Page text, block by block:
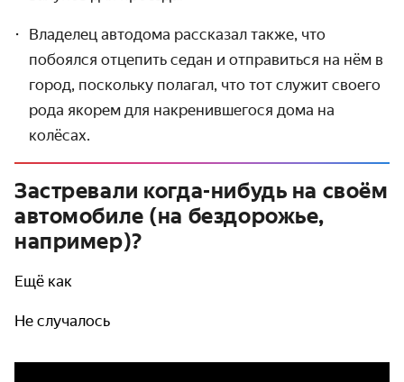
Владелец автодома рассказал также, что
побоялся отцепить седан и отправиться на нём в
город, поскольку полагал, что тот служит своего
рода якорем для накренившегося дома на
колёсах.
Застревали когда-нибудь на своём
автомобиле (на бездорожье,
например)?
Ещё как
Не случалось